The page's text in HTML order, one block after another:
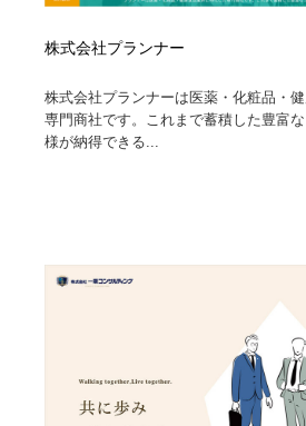
株式会社プランナー
株式会社プランナーは医薬・化粧品・
専門商社です。これまで蓄積した豊富
様が納得できる...